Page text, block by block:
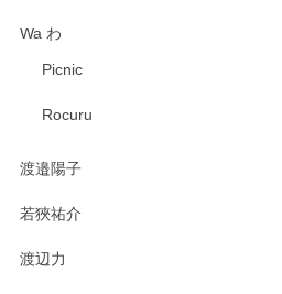
Wa わ
Picnic
Rocuru
渡邉陽子
若狹祐介
渡辺力